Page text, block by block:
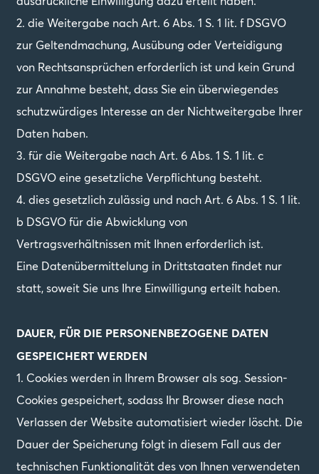
2. die Weitergabe nach Art. 6 Abs. 1 S. 1 lit. f DSGVO
zur Geltendmachung, Ausübung oder Verteidigung
von Rechtsansprüchen erforderlich ist und kein Grund
zur Annahme besteht, dass Sie ein überwiegendes
schutzwürdiges Interesse an der Nichtweitergabe Ihrer
Daten haben.
3. für die Weitergabe nach Art. 6 Abs. 1 S. 1 lit. c
DSGVO eine gesetzliche Verpflichtung besteht.
4. dies gesetzlich zulässig und nach Art. 6 Abs. 1 S. 1 lit.
b DSGVO für die Abwicklung von
Vertragsverhältnissen mit Ihnen erforderlich ist.
Eine Datenübermittelung in Drittstaaten findet nur
statt, soweit Sie uns Ihre Einwilligung erteilt haben.
DAUER, FÜR DIE PERSONENBEZOGENE DATEN
GESPEICHERT WERDEN
1. Cookies werden in Ihrem Browser als sog. Session-
Cookies gespeichert, sodass Ihr Browser diese nach
Verlassen der Website automatisiert wieder löscht. Die
Dauer der Speicherung folgt in diesem Fall aus der
technischen Funktionalität des von Ihnen verwendeten